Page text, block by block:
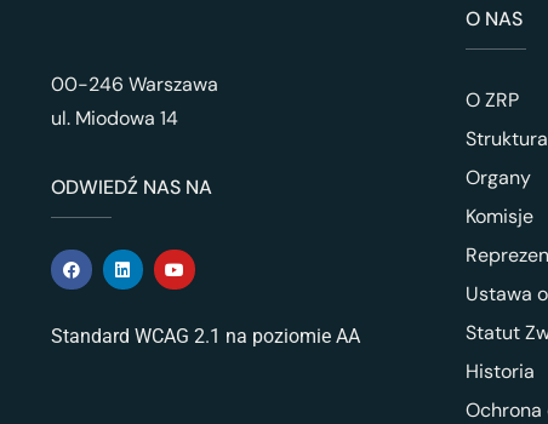
00-246 Warszawa
ul. Miodowa 14
ODWIEDŹ NAS NA
Standard WCAG 2.1 na poziomie AA
O NAS
O ZRP
Struktura
Organy
Komisje
Ustawa
Statut
Historia